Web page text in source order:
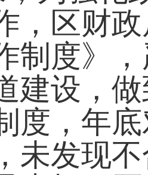
， 区 财
制度》
，
建设，
度，年
未发现不